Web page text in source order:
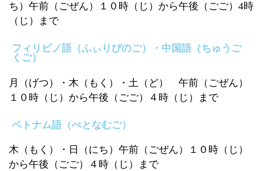
ち）午前（ごぜん）１０時（じ）から午後（ごご）4時
（じ）まで
フィリピノ語（ふぃりぴのご）・中国語（ちゅうご
くご）
月（げつ）・木（もく）・土（ど） 午前（ごぜん）
１０時（じ）から午後（ごご）４時（じ）まで
ベトナム語（べとなむご）
木（もく）・日（にち）午前（ごぜん）１０時（じ）
から午後（ごご）４時（じ）まで